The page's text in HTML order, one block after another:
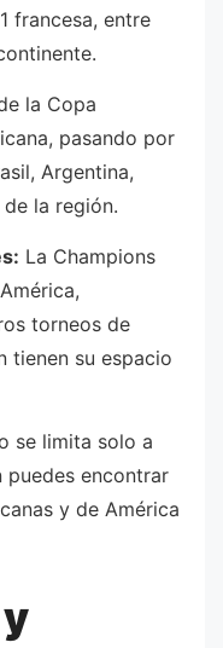
francesa, entre
la Copa
pasando por
Argentina,
la región.
La Champions
torneos de
tienen su espacio
se limita solo a
puedes encontrar
y de América